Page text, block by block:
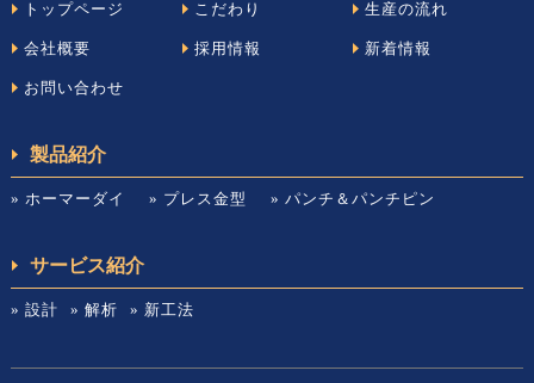
トップページ こだわり 生産の流れ
会社概要 採用情報 新着情報
お問い合わせ
製品紹介
» ホーマーダイ » プレス金型 » パンチ＆パンチピン
サービス紹介
» 設計 » 解析 » 新工法